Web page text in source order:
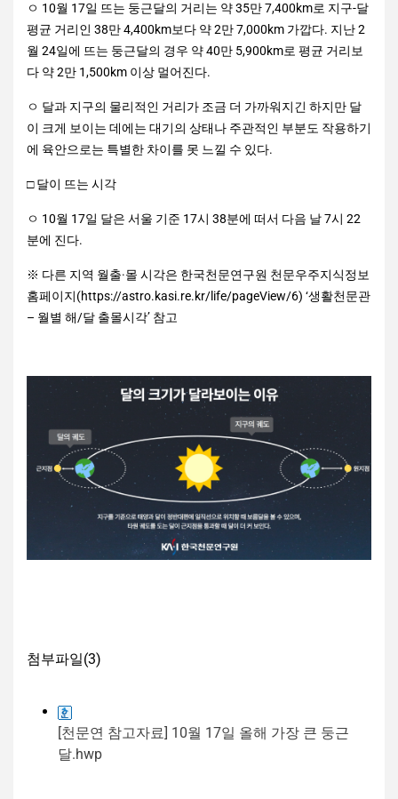
ㅇ 10월 17일 뜨는 둥근달의 거리는 약 35만 7,400km로 지구-달
평균 거리인 38만 4,400km보다 약 2만 7,000km 가깝다. 지난 2
월 24일에 뜨는 둥근달의 경우 약 40만 5,900km로 평균 거리보
다 약 2만 1,500km 이상 멀어진다.
ㅇ 달과 지구의 물리적인 거리가 조금 더 가까워지긴 하지만 달
이 크게 보이는 데에는 대기의 상태나 주관적인 부분도 작용하기
에 육안으로는 특별한 차이를 못 느낄 수 있다.
□ 달이 뜨는 시각
ㅇ 10월 17일 달은 서울 기준 17시 38분에 떠서 다음 날 7시 22
분에 진다.
※ 다른 지역 월출·몰 시각은 한국천문연구원 천문우주지식정보
홈페이지(https://astro.kasi.re.kr/life/pageView/6) ‘생활천문관
– 월별 해/달 출몰시각’ 참고
첨부파일(3)
[천문연 참고자료] 10월 17일 올해 가장 큰 둥근
달.hwp